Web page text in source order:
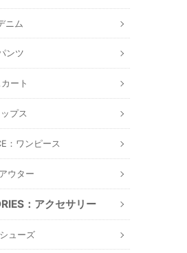
ニム
ンツ
ート
プス
：ワンピース
ウター
：アクセサリー
ューズ